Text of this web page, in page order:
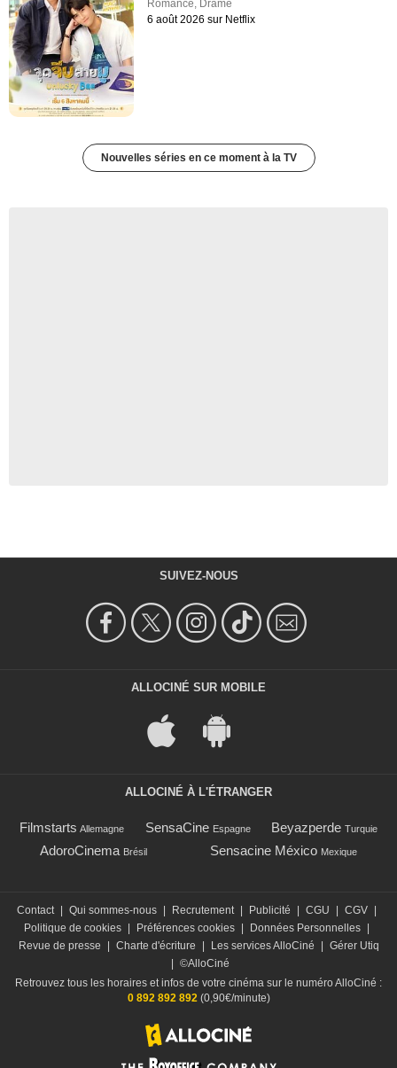
Romance, Drame
6 août 2026 sur Netflix
Nouvelles séries en ce moment à la TV
SUIVEZ-NOUS
ALLOCINÉ SUR MOBILE
ALLOCINÉ À L'ÉTRANGER
Filmstarts Allemagne SensaCine Espagne Beyazperde Turquie
AdoroCinema Brésil Sensacine México Mexique
Contact Qui sommes-nous Recrutement Publicité CGU CGV
Politique de cookies
Préférences cookies Données Personnelles
Revue de presse
Charte d'écriture Les services AlloCiné
Gérer Utiq
©AlloCiné
Retrouvez tous les horaires et infos de votre cinéma sur le numéro AlloCiné :
0 892 892 892(0,90€/minute)